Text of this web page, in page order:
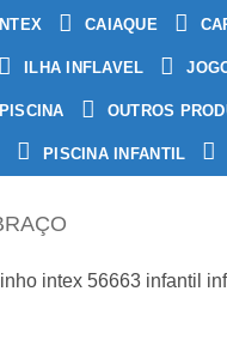
CAIAQUE
ILHA INFLAVEL
OUTROS
PISCINA INFANTIL